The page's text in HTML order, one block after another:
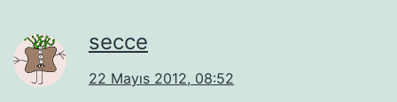
secce
22 Mayıs 2012, 08:52